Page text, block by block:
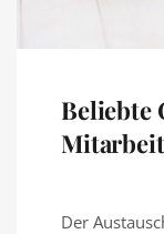
Beliebte
Der